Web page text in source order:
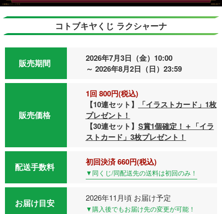
コトブキヤくじ ラクシャーナ
販売期間
2026年7月3日（金）10:00
～ 2026年8月2日（日）23:59
販売価格
1回 800円(税込)
【10連セット】
「イラストカード」1枚
プレゼント！
【30連セット】 S賞1個確定！＋「イラ
ストカード」3枚プレゼント！
配送手数料 初回決済 660円(税込)
▼同くじ/同配送先の送料は初回のみ！
お届け目安 2026年11月頃 お届け予定
▼購入後でもお届け先の変更が可能！